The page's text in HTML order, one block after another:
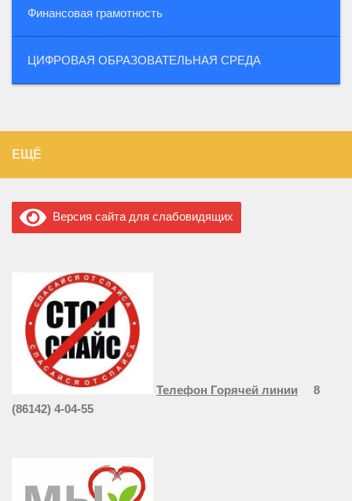
Финансовая грамотность
ЦИФРОВАЯ ОБРАЗОВАТЕЛЬНАЯ СРЕДА
ЕЩЁ
Версия сайта для слабовидящих
Телефон Горячей линии
8
(86142) 4-04-55